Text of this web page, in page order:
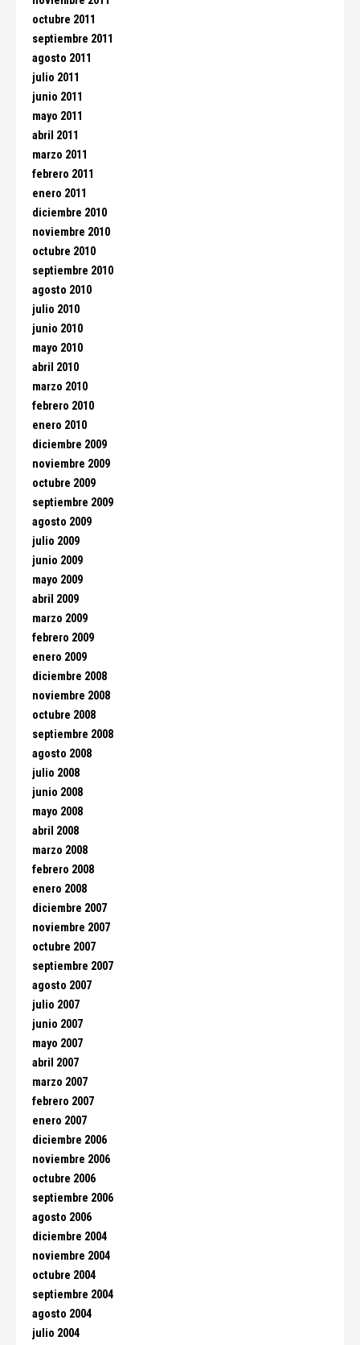
octubre 2011
septiembre 2011
agosto 2011
julio 2011
junio 2011
mayo 2011
abril 2011
marzo 2011
febrero 2011
enero 2011
diciembre 2010
noviembre 2010
octubre 2010
septiembre 2010
agosto 2010
julio 2010
junio 2010
mayo 2010
abril 2010
marzo 2010
febrero 2010
enero 2010
diciembre 2009
noviembre 2009
octubre 2009
septiembre 2009
agosto 2009
julio 2009
junio 2009
mayo 2009
abril 2009
marzo 2009
febrero 2009
enero 2009
diciembre 2008
noviembre 2008
octubre 2008
septiembre 2008
agosto 2008
julio 2008
junio 2008
mayo 2008
abril 2008
marzo 2008
febrero 2008
enero 2008
diciembre 2007
noviembre 2007
octubre 2007
septiembre 2007
agosto 2007
julio 2007
junio 2007
mayo 2007
abril 2007
marzo 2007
febrero 2007
enero 2007
diciembre 2006
noviembre 2006
octubre 2006
septiembre 2006
agosto 2006
diciembre 2004
noviembre 2004
octubre 2004
septiembre 2004
agosto 2004
julio 2004